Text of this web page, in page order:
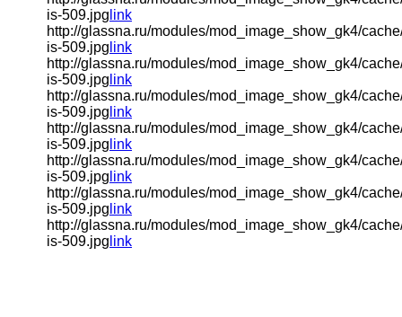
is-509.jpg link
http://glassna.ru/modules/mod_image_show_gk4/
is-509.jpg link
http://glassna.ru/modules/mod_image_show_gk4/
is-509.jpg link
http://glassna.ru/modules/mod_image_show_gk4/
is-509.jpg link
http://glassna.ru/modules/mod_image_show_gk4/
is-509.jpg link
http://glassna.ru/modules/mod_image_show_gk4/
is-509.jpg link
http://glassna.ru/modules/mod_image_show_gk4/
is-509.jpg link
http://glassna.ru/modules/mod_image_show_gk4/
is-509.jpg link